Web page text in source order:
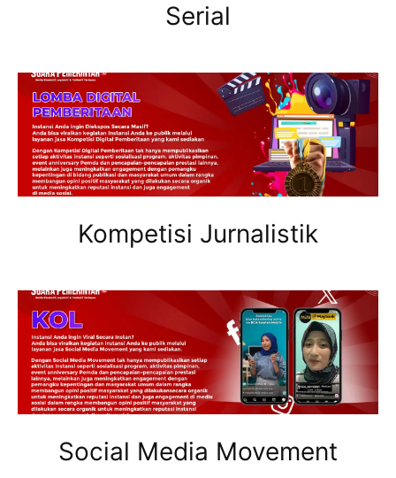
Serial
Kompetisi Jurnalistik
Social Media Movement